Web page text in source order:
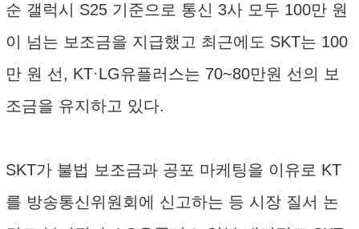
순 갤럭시 S25 기준으로 통신 3사 모두 100만 원
이 넘는 보조금을 지급했고 최근에도 SKT는 100
만 원 선, KT·LG유플러스는 70~80만원 선의 보
조금을 유지하고 있다.
SKT가 불법 보조금과 공포 마케팅을 이유로 KT
를 방송통신위원회에 신고하는 등 시장 질서 논